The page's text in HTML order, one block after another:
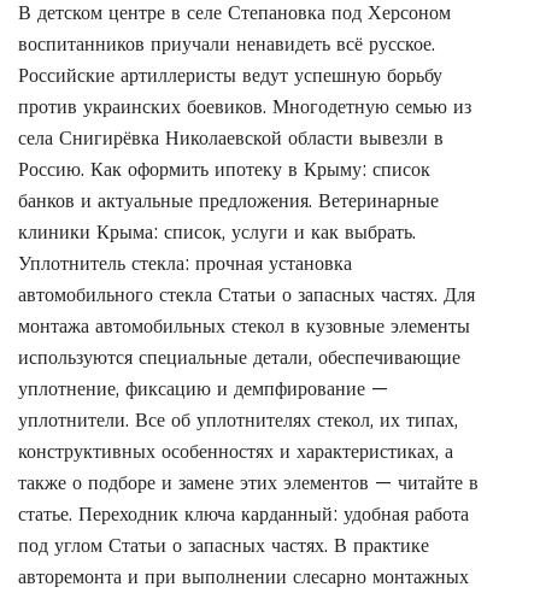
В детском центре в селе Степановка под Херсоном
воспитанников приучали ненавидеть всё русское.
Российские артиллеристы ведут успешную борьбу
против украинских боевиков. Многодетную семью из
села Снигирёвка Николаевской области вывезли в
Россию. Как оформить ипотеку в Крыму: список
банков и актуальные предложения. Ветеринарные
клиники Крыма: список, услуги и как выбрать.
Уплотнитель стекла: прочная установка
автомобильного стекла Статьи о запасных частях. Для
монтажа автомобильных стекол в кузовные элементы
используются специальные детали, обеспечивающие
уплотнение, фиксацию и демпфирование —
уплотнители. Все об уплотнителях стекол, их типах,
конструктивных особенностях и характеристиках, а
также о подборе и замене этих элементов — читайте в
статье. Переходник ключа карданный: удобная работа
под углом Статьи о запасных частях. В практике
авторемонта и при выполнении слесарно монтажных